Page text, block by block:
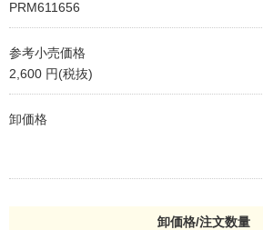
PRM611656
参考小売価格
2,600 円(税抜)
卸価格
卸価格/注文数量